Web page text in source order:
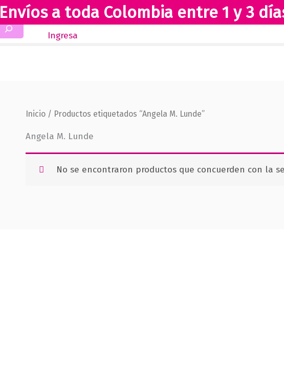
Envíos a toda Colombia entre 1 y 3
Inicio Novedades Revista Club Lectores Tienda
Ingresa
Inicio / Productos etiquetados “Angela M. Lunde”
Angela M. Lunde
No se encontraron productos que concuerden con la